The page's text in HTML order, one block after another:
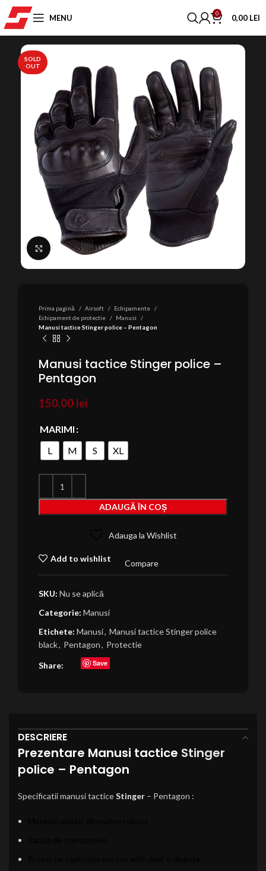
MENU 0 0,00 LEI
SOLD
OUT
Click to enlarge
Prima pagină Airsoft
Echipamente
Echipament de protectie
Manusi
Manusi tactice Stinger police – Pentagon
Manusi tactice Stinger police –
Pentagon
150,00 lei
MARIMI
L
M S XL
ADAUGĂ ÎN COȘ
Adauga la Wishlist
Add to wishlist
Compare
SKU: Nu se aplică
Categorie: Manusi
Etichete: Manusi, Manusi tactice Stinger police
black, Pentagon, Protectie
Share: Save
DESCRIERE
Prezentare Manusi tactice Stinger
police – Pentagon
Specificatii manusi tacticeStinger – Pentagon :